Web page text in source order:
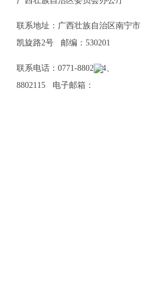
联系地址：广西壮族自治区南宁市
凯旋路2号 邮编：530201
联系电话：0771-8802114、
8802115 电子邮箱：